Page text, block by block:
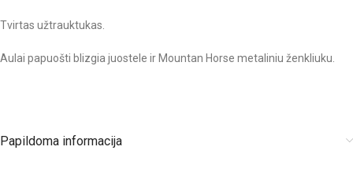
Tvirtas užtrauktukas.
Aulai papuošti blizgia juostele ir Mountan Horse metaliniu ženkliuku.
Papildoma informacija